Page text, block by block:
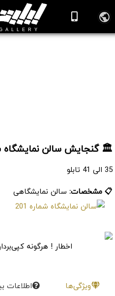
🏛️ گنجایش سالن نمایشگاه
35 الی 41 تابلو
📋 مشخصات: سالن نمایشگاهی
اخطار ! هرگونه
ویژگی‌ها اطلاعات